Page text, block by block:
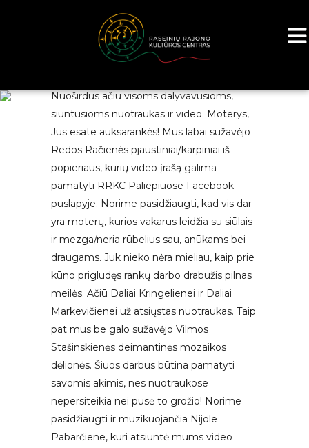
Nuoširdus ačiū visoms dalyvavusioms,
siuntusioms nuotraukas ir video. Moterys,
Jūs esate auksarankės! Mus labai sužavėjo
Redos Račienės pjaustiniai/karpiniai iš
popieriaus, kurių video įrašą galima
pamatyti RRKC Paliepiuose Facebook
puslapyje. Norime pasidžiaugti, kad vis dar
yra moterų, kurios vakarus leidžia su siūlais
ir mezga/neria rūbelius sau, anūkams bei
draugams. Juk nieko nėra mieliau, kaip prie
kūno prigludęs rankų darbo drabužis pilnas
meilės. Ačiū Daliai Kringelienei ir Daliai
Markevičienei už atsiųstas nuotraukas. Taip
pat mus be galo sužavėjo Vilmos
Stašinskienės deimantinės mozaikos
dėlionės. Šiuos darbus būtina pamatyti
savomis akimis, nes nuotraukose
nepersiteikia nei pusė to grožio! Norime
pasidžiaugti ir muzikuojančia Nijole
Pabarčiene, kuri atsiuntė mums video